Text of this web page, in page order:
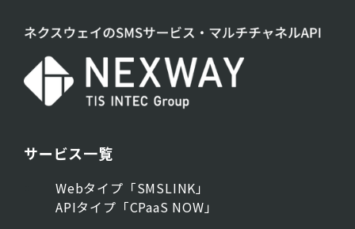
サービス一覧
Webタイプ「SMSLINK」
APIタイプ「CPaaS NOW」